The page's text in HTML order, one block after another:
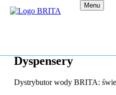
Menu
Dyspensery
Dystrybutor wody BRITA: